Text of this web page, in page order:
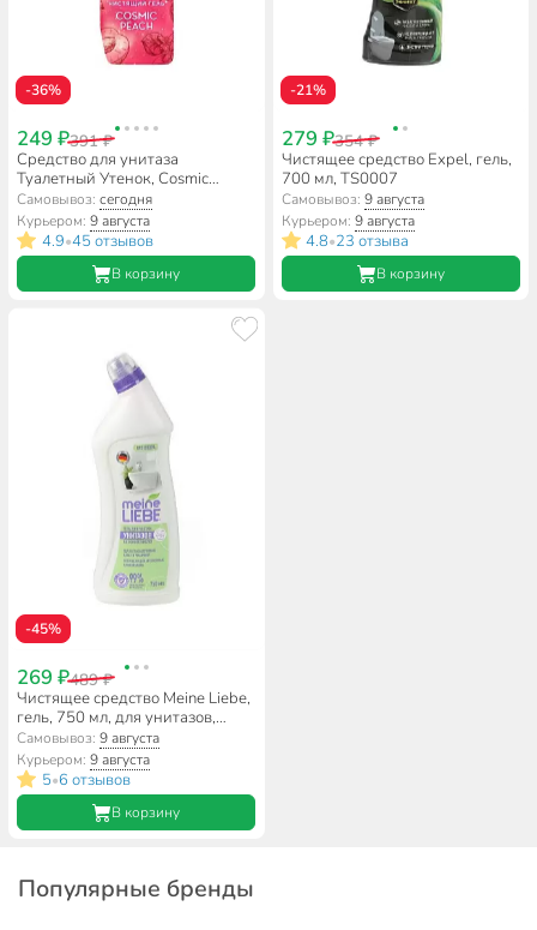
-36%
249 ₽391 ₽
Средство для унитаза
Туалетный Утенок, Cosmic
Peach, гель, 800 мл
Самовывоз:сегодня
Курьером:9 августа
4.9•45 отзывов
В корзину
-21%
279 ₽354 ₽
Чистящее средство Expel, гель,
700 мл, TS0007
Самовывоз: 9 августа
Курьером: 9 августа
4.8•23 отзыва
В корзину
-45%
269 ₽489 ₽
Чистящее средство Meine Liebe,
гель, 750 мл, для унитазов,
ML33107
Самовывоз:9 августа
Курьером:9 августа
5•6 отзывов
В корзину
Популярные бренды